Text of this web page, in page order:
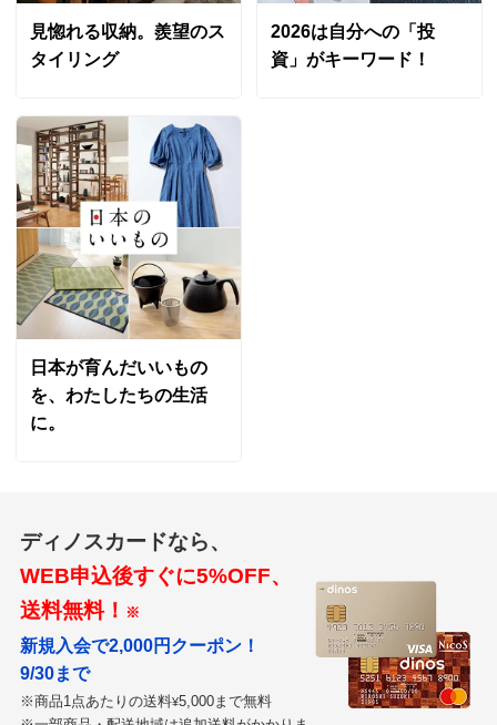
見惚れる収納。羨望のス
タイリング
2026は自分への「投
資」がキーワード！
日本が育んだいいもの
を、わたしたちの生活
に。
ディノスカードなら、
WEB申込後すぐに5%OFF、
送料無料！ ※
新規入会で2,000円クーポン！
9/30まで
※商品1点あたりの送料¥5,000まで無料